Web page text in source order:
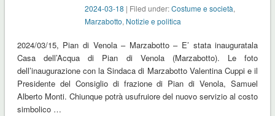
2024-03-18 | Filed under:Costume e società,
Marzabotto, Notizie e politica
2024/03/15, Pian di Venola – Marzabotto – E’ stata inauguratala
Casa dell’Acqua di Pian di Venola (Marzabotto). Le foto
dell’inaugurazione con la Sindaca di Marzabotto Valentina Cuppi e il
Presidente del Consiglio di frazione di Pian di Venola, Samuel
Alberto Monti. Chiunque potrà usufruiore del nuovo servizio al costo
simbolico …